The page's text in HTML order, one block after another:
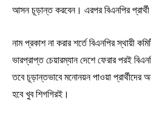
আসন চূড়ান্ত করবেন। এরপর বিএনপির প্রার্থী
নাম প্রকাশ না করার শর্তে বিএনপির স্থায়ী
ভারপ্রাপ্ত চেয়ারম্যান দেশে ফেরার পরই
তবে চূড়ান্তভাবে মনোনয়ন পাওয়া প্রার্থীদের
হবে খুব শিগগিরই।